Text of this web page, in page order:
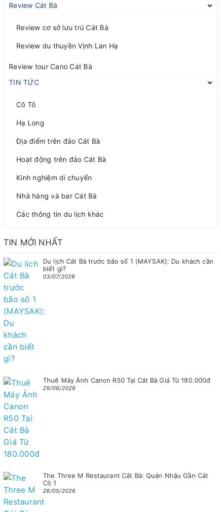
Review Cát Bà
Review cơ sở lưu trú Cát Bà
Review du thuyền Vịnh Lan Hạ
Review tour Cano Cát Bà
TIN TỨC
Cô Tô
Hạ Long
Địa điểm trên đảo Cát Bà
Hoạt động trên đảo Cát Bà
Kinh nghiệm di chuyển
Nhà hàng và bar Cát Bà
Các thông tin du lịch khác
TIN MỚI NHẤT
Du lịch Cát Bà trước bão số 1 (MAYSAK): Du khách cần
biết gì?
03/07/2026
Thuê Máy Ảnh Canon R50 Tại Cát Bà Giá Từ 180.000đ
29/06/2026
The Three M Restaurant Cát Bà: Quán Nhậu Gần Cát
Cò 1
26/05/2026